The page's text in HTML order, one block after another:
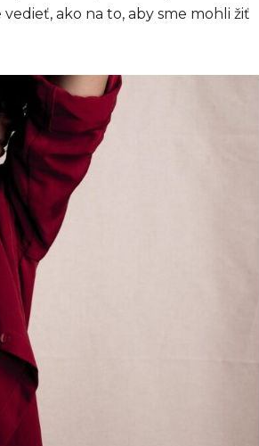
ako na to, aby sme mohli žiť